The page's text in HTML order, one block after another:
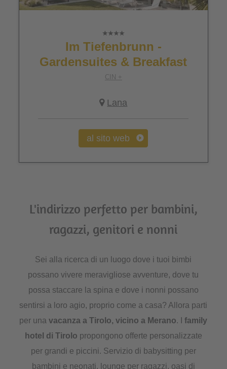
Im Tiefenbrunn -
Gardensuites & Breakfast
CIN +
Lana
al sito web
L'indirizzo perfetto per bambini,
ragazzi, genitori e nonni
Sei alla ricerca di un luogo dove i tuoi bimbi
possano vivere meravigliose avventure, dove tu
possa staccare la spina e dove i nonni possano
sentirsi a loro agio, proprio come a casa? Allora parti
per unavacanza a Tirolo, vicino a Merano. Ifamily
hotel di Tirolo propongono offerte personalizzate
per grandi e piccini. Servizio di babysitting per
bambini e neonati, lounge per ragazzi, oasi di